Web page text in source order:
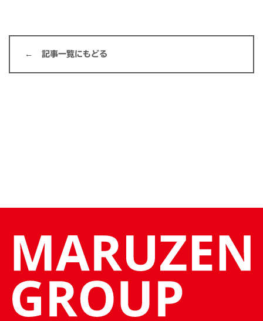
記事一覧にもどる